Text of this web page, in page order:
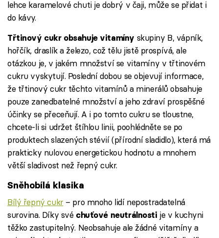
lehce karamelové chuti je dobrý v čaji, může se přidat i
do kávy.
Třtinový cukr obsahuje vitamíny skupiny B, vápník,
hořčík, draslík a železo, což tělu jistě prospívá, ale
otázkou je, v jakém množství se vitamíny v třtinovém
cukru vyskytují. Poslední dobou se objevují informace,
že třtinový cukr těchto vitamínů a minerálů obsahuje
pouze zanedbatelné množství a jeho zdraví prospěšné
účinky se přeceňují. A i po tomto cukru se tloustne,
chcete-li si udržet štíhlou linii, poohlédněte se po
produktech slazených stévií (přírodní sladidlo), která má
prakticky nulovou energetickou hodnotu a mnohem
větší sladivost než řepný cukr.
Sněhobílá klasika
Bílý řepný cukr– pro mnoho lidí nepostradatelná
surovina. Díky své chuťové neutrálnosti je v kuchyni
těžko zastupitelný. Neobsahuje ale žádné vitamíny a